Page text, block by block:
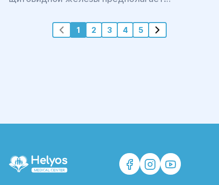
тонкоголосым шприцем из узлов для
детального анализа доброкачественных или
1 2 3 4 5